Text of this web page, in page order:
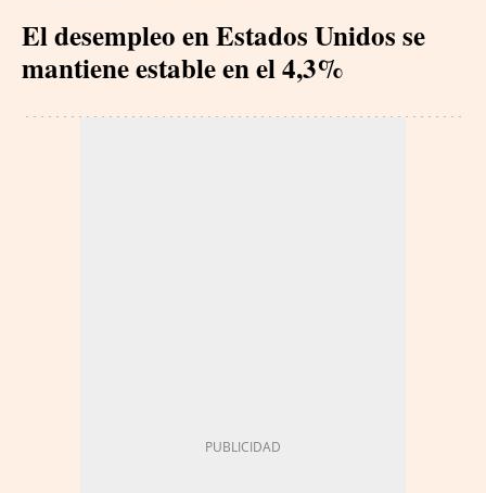
El desempleo en Estados Unidos se
mantiene estable en el 4,3%